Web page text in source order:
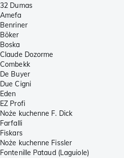
32 Dumas
Amefa
Benriner
Böker
Boska
Claude Dozorme
Combekk
De Buyer
Due Cigni
Eden
EZ Profi
Noże kuchenne F. Dick
Farfalli
Fiskars
Noże kuchenne Fissler
Fontenille Pataud (Laguiole)